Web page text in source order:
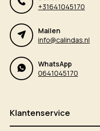
+31641045170
Mailen
info@calindas.nl
WhatsApp
0641045170
Klantenservice